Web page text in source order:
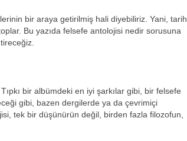
bir araya getirilmiş hali diyebiliriz. Yani, tarih
Bu yazıda felsefe antolojisi nedir sorusuna
bir albümdeki en iyi şarkılar gibi, bir felsefe
gibi, bazen dergilerde ya da çevrimiçi
tek bir düşünürün değil, birden fazla filozofun,